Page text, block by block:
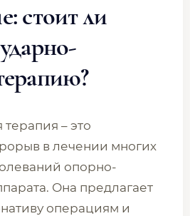
стоит ли
– это
в лечении многих
опорно-
Она предлагает
операциям и